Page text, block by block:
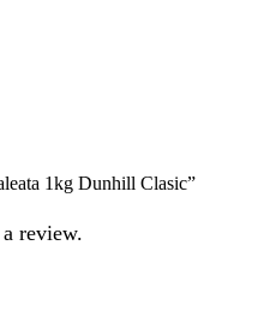
1kg Dunhill Clasic”
review.